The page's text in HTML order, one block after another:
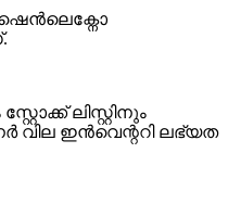
ലിസ്റ്റിനും
വില ഇൻവെന്ററി ലഭ്യത